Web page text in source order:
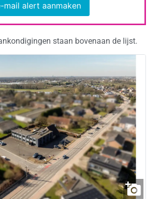
mail alert aanmaken
staan bovenaan de lijst.